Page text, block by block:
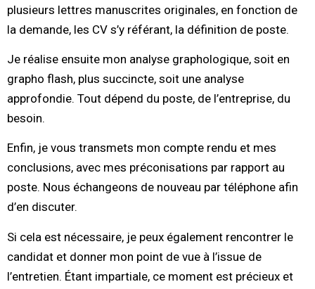
plusieurs lettres manuscrites originales, en fonction de
la demande, les CV s’y référant, la définition de poste.
Je réalise ensuite mon analyse graphologique, soit en
grapho flash, plus succincte, soit une analyse
approfondie. Tout dépend du poste, de l’entreprise, du
besoin.
Enfin, je vous transmets mon compte rendu et mes
conclusions, avec mes préconisations par rapport au
poste. Nous échangeons de nouveau par téléphone afin
d’en discuter.
Si cela est nécessaire, je peux également rencontrer le
candidat et donner mon point de vue à l’issue de
l’entretien. Étant impartiale, ce moment est précieux et